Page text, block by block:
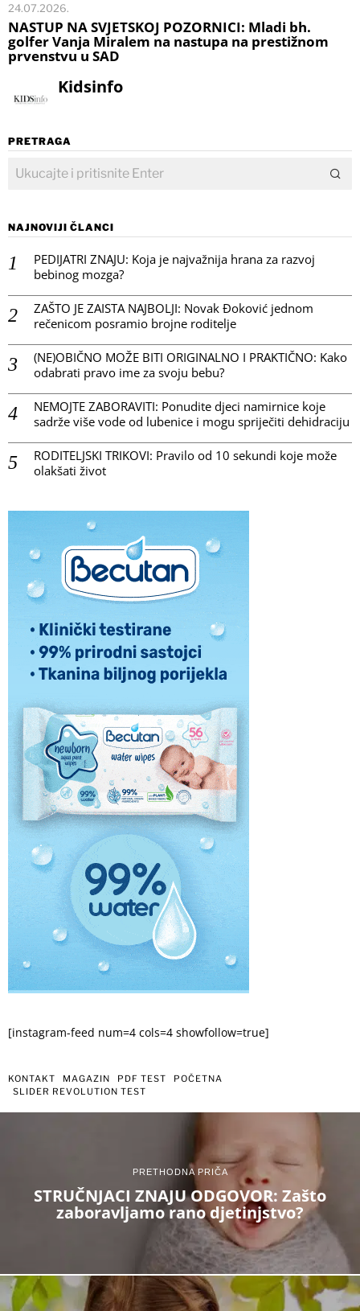
24.07.2026.
NASTUP NA SVJETSKOJ POZORNICI: Mladi bh.
golfer Vanja Miralem na nastupa na prestižnom
prvenstvu u SAD
Kidsinfo
PRETRAGA
NAJNOVIJI ČLANCI
PEDIJATRI ZNAJU: Koja je najvažnija hrana za razvoj
bebinog mozga?
ZAŠTO JE ZAISTA NAJBOLJI: Novak Đoković jednom
rečenicom posramio brojne roditelje
(NE)OBIČNO MOŽE BITI ORIGINALNO I PRAKTIČNO: Kako
odabrati pravo ime za svoju bebu?
NEMOJTE ZABORAVITI: Ponudite djeci namirnice koje
sadrže više vode od lubenice i mogu spriječiti dehidraciju
RODITELJSKI TRIKOVI: Pravilo od 10 sekundi koje može
olakšati život
[instagram-feed num=4 cols=4 showfollow=true]
KONTAKT MAGAZIN PDF TEST
POČETNA
SLIDER REVOLUTION TEST
PRETHODNA PRIČA
STRUČNJACI ZNAJU ODGOVOR: Zašto
zaboravljamo rano djetinjstvo?